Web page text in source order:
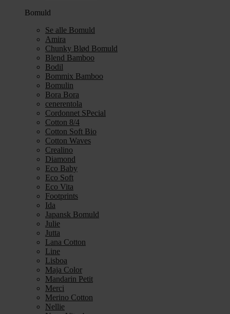
Bomuld
Se alle Bomuld
Amira
Chunky Blød Bomuld
Blend Bamboo
Bodil
Bommix Bamboo
Bomulin
Bora Bora
cenerentola
Cordonnet SPecial
Cotton 8/4
Cotton Soft Bio
Cotton Waves
Crealino
Diamond
Eco Baby
Eco Soft
Eco Vita
Footprints
Ida
Japansk Bomuld
Julie
Jutta
Lana Cotton
Line
Lisboa
Maja Color
Mandarin Petit
Merci
Merino Cotton
Nellie